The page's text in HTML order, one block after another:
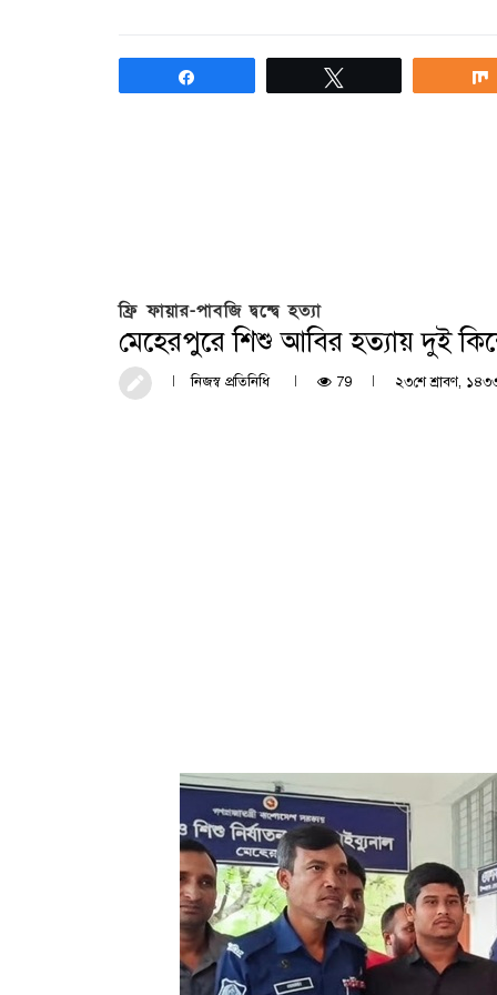
ফ্রি ফায়ার-পাবজি দ্বন্দ্বে হত্যা
মেহেরপুরে শিশু আবির হত্যায় দুই
নিজস্ব প্রতিনিধি 79 ২৩শে শ্রাবণ,